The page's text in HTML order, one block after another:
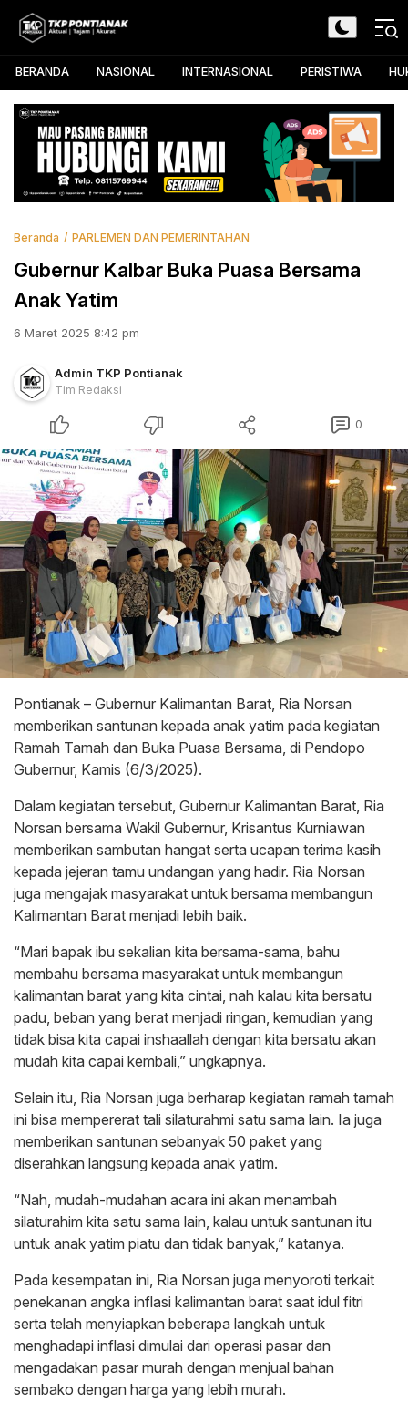
TKP Pontianak
Aktual, Tajam, dan Akurat
BERANDA NASIONAL INTERNASIONAL PERISTIWA
Beranda PARLEMEN DAN PEMERINTAHAN
Gubernur Kalbar Buka Puasa Bersama
Anak Yatim
6 Maret 2025 8:42 pm
Admin TKP Pontianak
Tim Redaksi
0
Pontianak – Gubernur Kalimantan Barat, Ria Norsan
memberikan santunan kepada anak yatim pada kegiatan
Ramah Tamah dan Buka Puasa Bersama, di Pendopo
Gubernur, Kamis (6/3/2025).
Dalam kegiatan tersebut, Gubernur Kalimantan Barat, Ria
Norsan bersama Wakil Gubernur, Krisantus Kurniawan
memberikan sambutan hangat serta ucapan terima kasih
kepada jejeran tamu undangan yang hadir. Ria Norsan
juga mengajak masyarakat untuk bersama membangun
Kalimantan Barat menjadi lebih baik.
“Mari bapak ibu sekalian kita bersama-sama, bahu
membahu bersama masyarakat untuk membangun
kalimantan barat yang kita cintai, nah kalau kita bersatu
padu, beban yang berat menjadi ringan, kemudian yang
tidak bisa kita capai inshaallah dengan kita bersatu akan
mudah kita capai kembali,” ungkapnya.
Selain itu, Ria Norsan juga berharap kegiatan ramah tamah
ini bisa mempererat tali silaturahmi satu sama lain. Ia juga
memberikan santunan sebanyak 50 paket yang
diserahkan langsung kepada anak yatim.
“Nah, mudah-mudahan acara ini akan menambah
silaturahim kita satu sama lain, kalau untuk santunan itu
untuk anak yatim piatu dan tidak banyak,” katanya.
Pada kesempatan ini, Ria Norsan juga menyoroti terkait
penekanan angka inflasi kalimantan barat saat idul fitri
serta telah menyiapkan beberapa langkah untuk
menghadapi inflasi dimulai dari operasi pasar dan
mengadakan pasar murah dengan menjual bahan
sembako dengan harga yang lebih murah.